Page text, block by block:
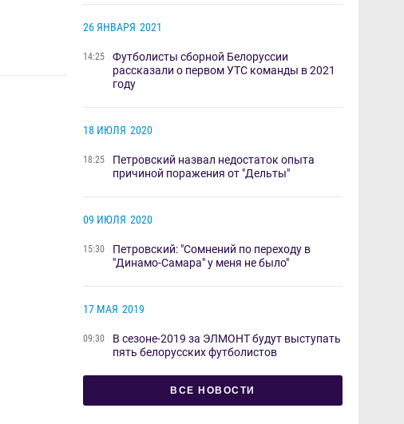
26 ЯНВАРЯ 2021
14:25
Футболисты сборной Белоруссии
рассказали о первом УТС команды в 2021
году
18 ИЮЛЯ 2020
18:25
Петровский назвал недостаток опыта
причиной поражения от "Дельты"
09 ИЮЛЯ 2020
15:30
Петровский: "Сомнений по переходу в
"Динамо-Самара" у меня не было"
17 МАЯ 2019
09:30
В сезоне-2019 за ЭЛМОНТ будут выступать
пять белорусских футболистов
ВСЕ НОВОСТИ